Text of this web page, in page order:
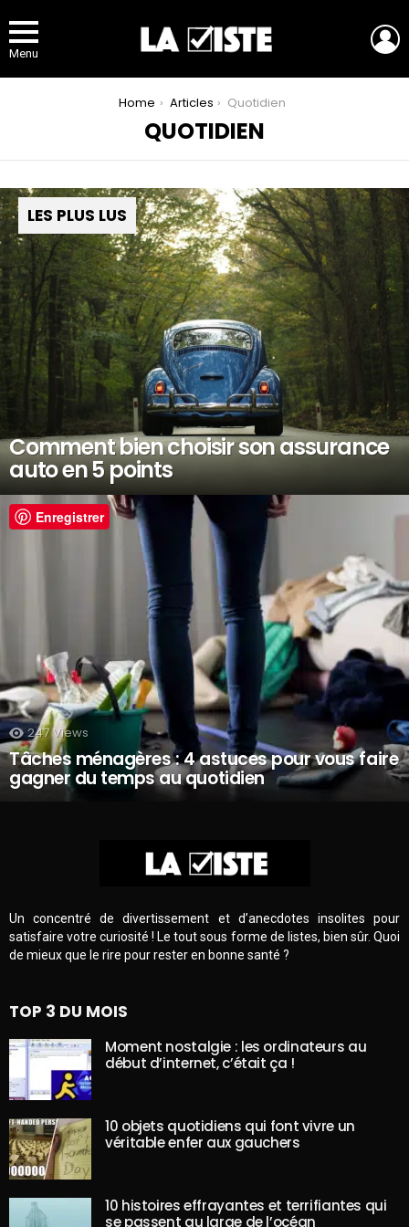
Menu
Home Articles Quotidien
QUOTIDIEN
LES PLUS LUS
Comment bien choisir son assurance
auto en 5 points
247 Views
Tâches ménagères : 4 astuces pour vous faire
gagner du temps au quotidien
Un concentré de divertissement et d’anecdotes insolites pour
satisfaire votre curiosité ! Le tout sous forme de listes, bien sûr. Quoi
de mieux que le rire pour rester en bonne santé ?
TOP 3 DU MOIS
Moment nostalgie : les ordinateurs au
début d’internet, c’était ça !
10 objets quotidiens qui font vivre un
véritable enfer aux gauchers
10 histoires effrayantes et terrifiantes qui
se passent au large de l’océan
Enregistrer